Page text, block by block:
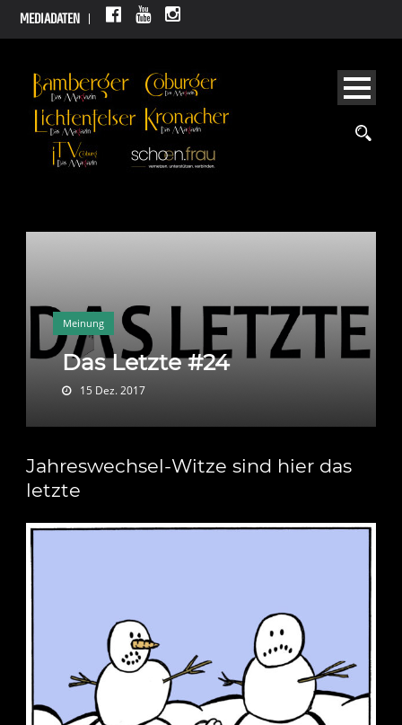
MEDIADATEN
Meinung
Das Letzte #24
15 Dez. 2017
Jahreswechsel-Witze sind hier das
letzte